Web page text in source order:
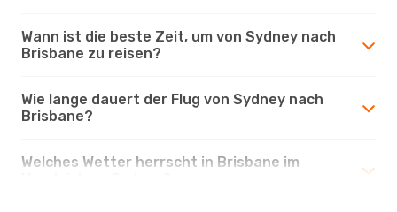
Wann ist die beste Zeit, um von Sydney nach
Brisbane zu reisen?
Wie lange dauert der Flug von Sydney nach
Brisbane?
Welches Wetter herrscht in Brisbane im